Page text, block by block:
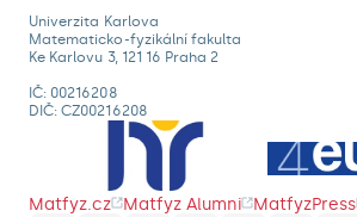
Univerzita Karlova
Matematicko-fyzikální fakulta
Ke Karlovu 3, 121 16 Praha 2
IČ: 00216208
DIČ: CZ00216208
Matfyz.cz Matfyz Alumni MatfyzPress